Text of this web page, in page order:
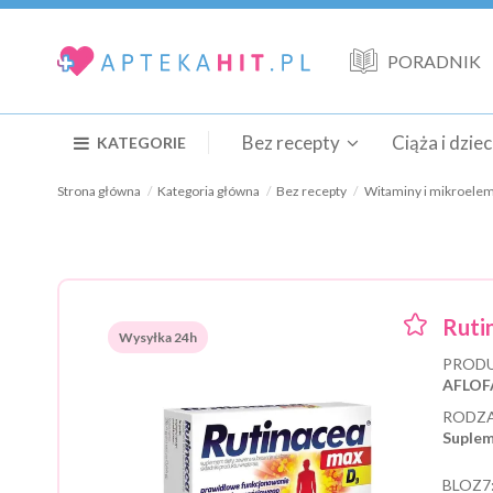
PORADNIK
KATEGORIE Bez recepty Ciąża i
Strona główna Kategoria główna Bez recepty Witaminy i
Wysyłka 24h